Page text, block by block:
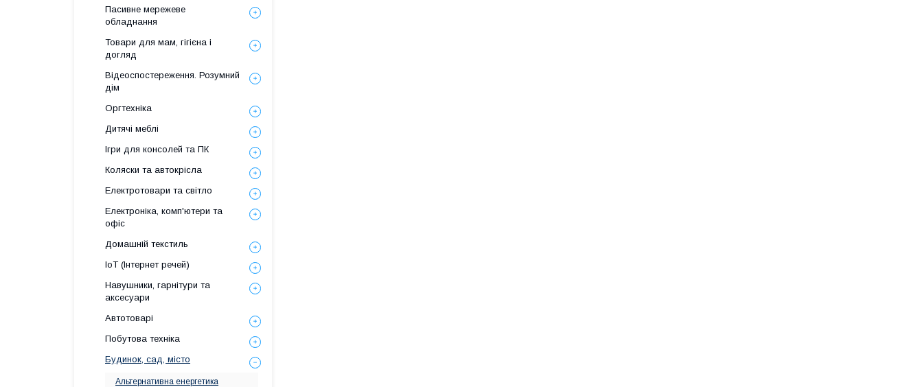
Пасивне мережеве
обладнання
Товари для мам, гігієна і
догляд
Відеоспостереження. Розумний
дім
Оргтехніка
Дитячі меблі
Ігри для консолей та ПК
Коляски та автокрісла
Електротовари та світло
Електроніка, комп'ютери та
офіс
Домашній текстиль
IoT (Інтернет речей)
Навушники, гарнітури та
аксесуари
Автотоварі
Побутова техніка
Будинок, сад, місто
Альтернативна енергетика